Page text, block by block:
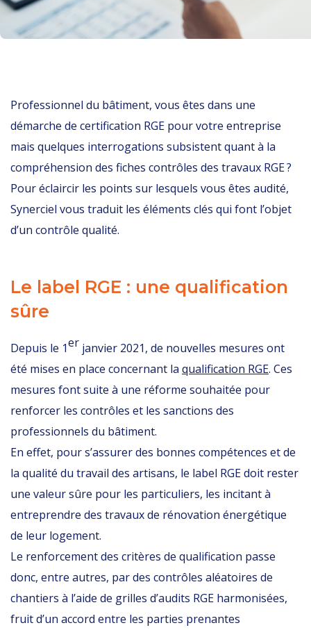
Professionnel du bâtiment, vous êtes dans une
démarche de certification RGE pour votre entreprise
mais quelques interrogations subsistent quant à la
compréhension des fiches contrôles des travaux RGE?
Pour éclaircir les points sur lesquels vous êtes audité,
Synerciel vous traduit les éléments clés qui font l’objet
d’un contrôle qualité.
Le label RGE : une qualification
sûre
Depuis le 1er janvier 2021, de nouvelles mesures ont
été mises en place concernant la qualification RGE. Ces
mesures font suite à une réforme souhaitée pour
renforcer les contrôles et les sanctions des
professionnels du bâtiment.
En effet, pour s’assurer des bonnes compétences et de
la qualité du travail des artisans, le label RGE doit rester
une valeur sûre pour les particuliers, les incitant à
entreprendre des travaux de rénovation énergétique
de leur logement.
Le renforcement des critères de qualification passe
donc, entre autres, par des contrôles aléatoires de
chantiers à l’aide de grilles d’audits RGE harmonisées,
fruit d’un accord entre les parties prenantes